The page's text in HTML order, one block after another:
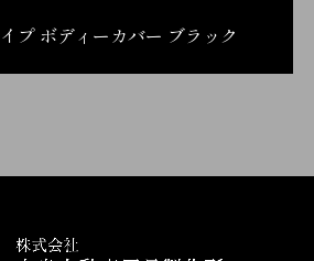
プ ボディーカバー ブラック